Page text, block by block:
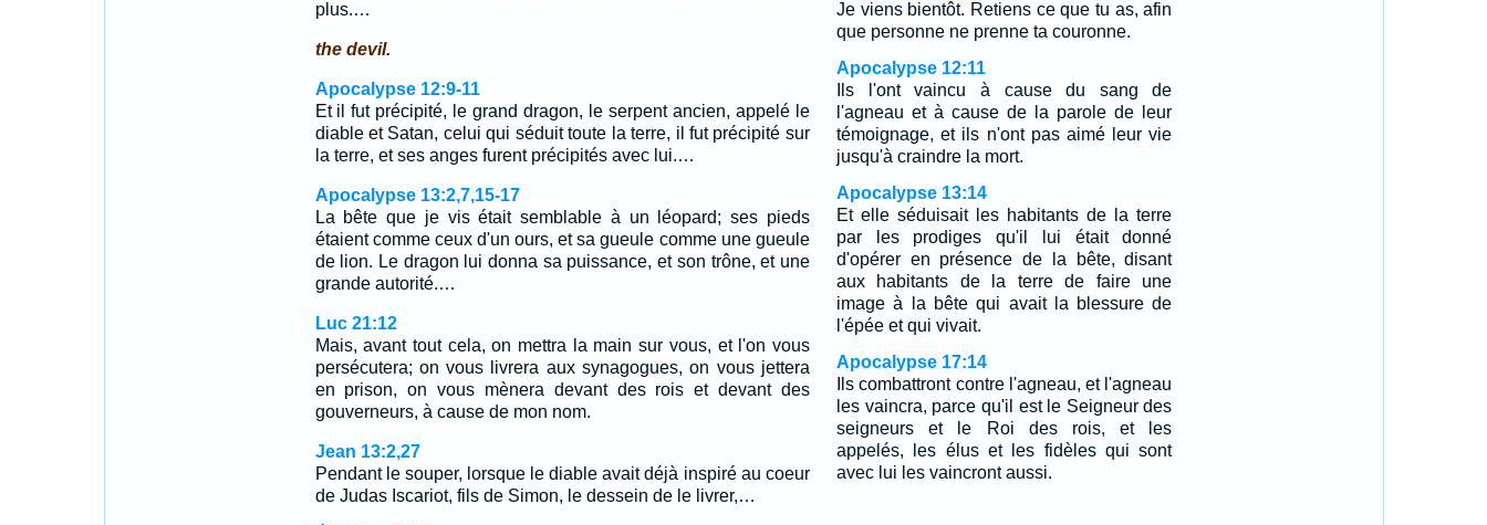
plus.…
the devil.
Apocalypse 12:9-11
Et il fut précipité, le grand dragon, le serpent ancien, appelé le
diable et Satan, celui qui séduit toute la terre, il fut précipité sur
la terre, et ses anges furent précipités avec lui.…
Apocalypse 13:2,7,15-17
La bête que je vis était semblable à un léopard; ses pieds
étaient comme ceux d'un ours, et sa gueule comme une gueule
de lion. Le dragon lui donna sa puissance, et son trône, et une
grande autorité.…
Luc 21:12
Mais, avant tout cela, on mettra la main sur vous, et l'on vous
persécutera; on vous livrera aux synagogues, on vous jettera
en prison, on vous mènera devant des rois et devant des
gouverneurs, à cause de mon nom.
Jean 13:2,27
Pendant le souper, lorsque le diable avait déjà inspiré au coeur
de Judas Iscariot, fils de Simon, le dessein de le livrer,…
Je viens bientôt. Retiens ce que tu as, afin
que personne ne prenne ta couronne.
Apocalypse 12:11
Ils l'ont vaincu à cause du sang de
l'agneau et à cause de la parole de leur
témoignage, et ils n'ont pas aimé leur vie
jusqu'à craindre la mort.
Apocalypse 13:14
Et elle séduisait les habitants de la terre
par les prodiges qu'il lui était donné
d'opérer en présence de la bête, disant
aux habitants de la terre de faire une
image à la bête qui avait la blessure de
l'épée et qui vivait.
Apocalypse 17:14
Ils combattront contre l'agneau, et l'agneau
les vaincra, parce qu'il est le Seigneur des
seigneurs et le Roi des rois, et les
appelés, les élus et les fidèles qui sont
avec lui les vaincront aussi.